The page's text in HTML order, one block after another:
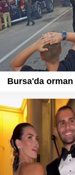
Bursa'da orman